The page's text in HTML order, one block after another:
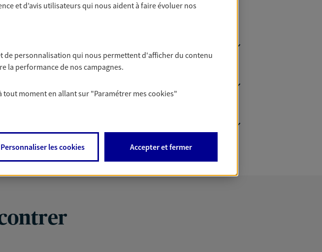
et d’avis utilisateurs qui nous aident à faire évoluer nos
de personnalisation qui nous permettent d'afficher du contenu
la performance de nos campagnes.
tout moment en allant sur "Paramétrer mescookies"
Personnaliser les cookies Accepter et fermer